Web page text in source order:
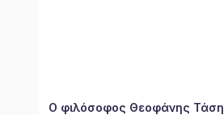
Ο φιλόσοφος Θεοφάνης